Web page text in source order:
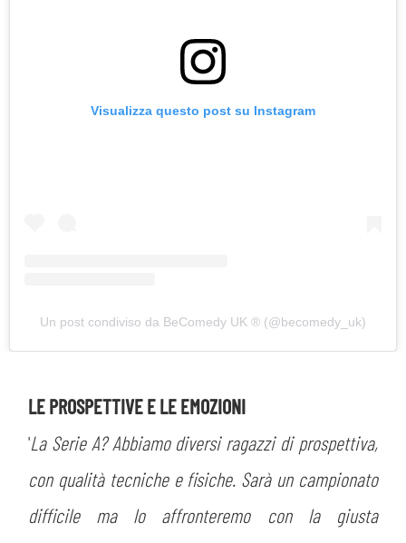
Visualizza questo post su Instagram
Un post condiviso da BeComedy UK ®️ (@becomedy_uk)
LE PROSPETTIVE E LE EMOZIONI
'La Serie A? Abbiamo diversi ragazzi di prospettiva,
con qualità tecniche e fisiche. Sarà un campionato
difficile ma lo affronteremo con la giusta